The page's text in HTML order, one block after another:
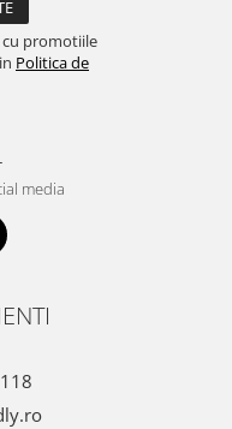
cu promotiile
Politica de
media